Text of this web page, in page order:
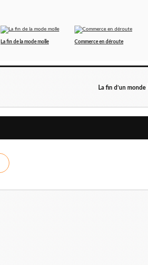
La fin de la mode molle Commerce en déroute
La fin d’un monde